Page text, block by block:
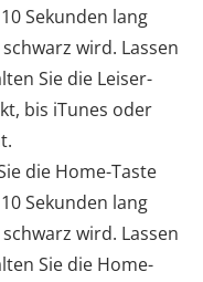
Sekunden lang
wird. Lassen
Sie die Leiser-
bis iTunes oder
die Home-Taste
Sekunden lang
wird. Lassen
Sie die Home-